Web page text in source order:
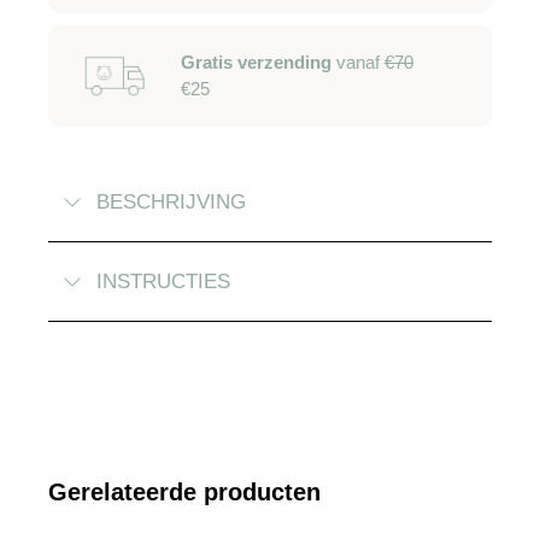
Gratis verzending vanaf€70
€25
BESCHRIJVING
INSTRUCTIES
Gerelateerde producten